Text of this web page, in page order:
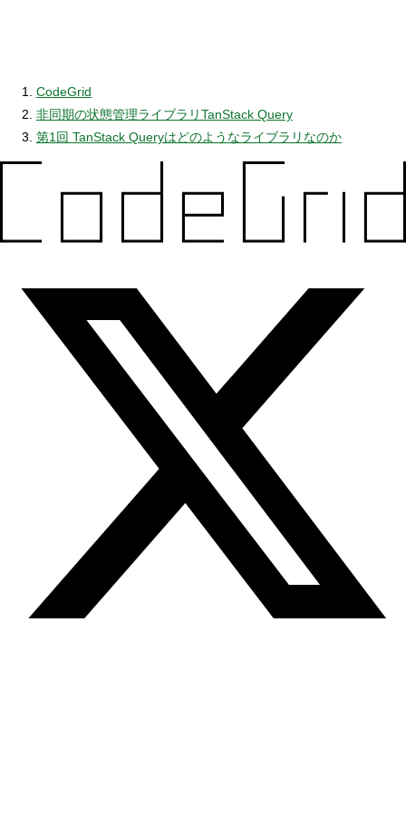
CodeGrid
非同期の状態管理ライブラリTanStack Query
第1回 TanStack Queryはどのようなライブラリなのか